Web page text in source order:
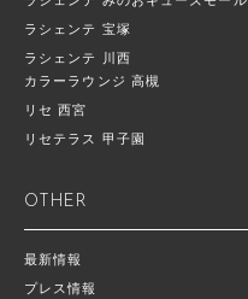
ラシェンテ 宝塚
ラシェンテ 川西
カラーラウンジ 高槻
リセ 西宮
リセテラス 甲子園
OTHER
最新情報
プレス情報